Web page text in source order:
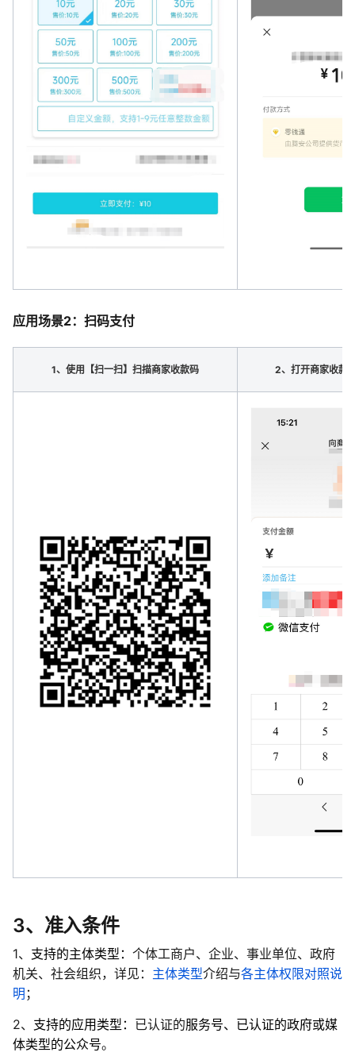
应用场景2：扫码支付
1、使用【扫一扫】扫描商家收款码 2、打开商家收款
3、准入条件
1、 支持的主体类型： 个体工商户、 企业、事业单位、政府
机关、社会组织，​​详见​​： 主体类型介绍与各主体权限对照说
明 ；
2、 支持的应用类型： 已认证的服务号、已认证的政府或媒
体类型的公众号。